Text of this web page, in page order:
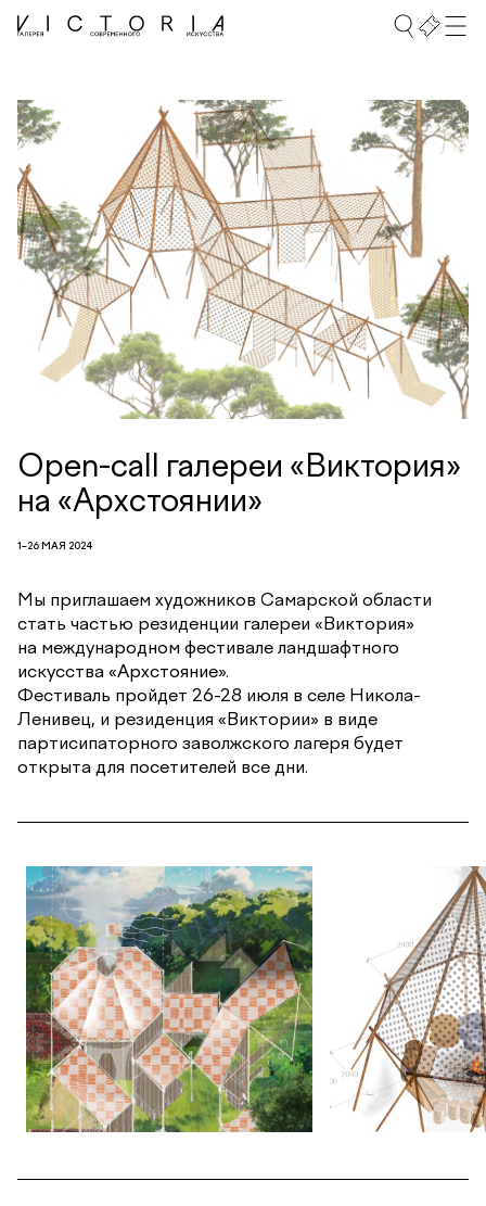
Open-call галереи «Виктория»
на «Архстоянии»
1–26 МАЯ 2024
Мы приглашаем художников Самарской области
стать частью резиденции галереи «Виктория»
на международном фестивале ландшафтного
искусства «Архстояние».
Фестиваль пройдет 26-28 июля в селе Никола-
Ленивец, и резиденция «Виктории» в виде
партисипаторного заволжского лагеря будет
открыта для посетителей все дни.